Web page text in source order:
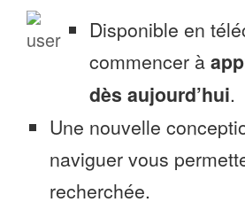
Disponible en
commencer à
dès aujourd’hui.
Une nouvelle
naviguer vous
recherchée.